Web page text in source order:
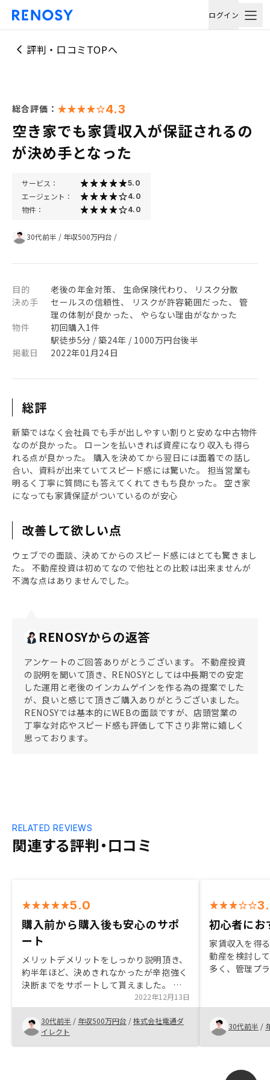
ログイン
評判・口コミTOPへ
総合評価： 4.3
空き家でも家賃収入が保証されるの
が決め手となった
サービス： 5.0
エージェント： 4.0
物件： 4.0
30代前半 / 年収500万円台 /
目的
老後の年金対策、 生命保険代わり、 リスク分散
決め手
セールスの信頼性、 リスクが許容範囲だった、 管
理の体制が良かった、 やらない理由がなかった
物件
初回購入1件
駅徒歩5分 / 築24年 / 1000万円台後半
掲載日
2022年01月24日
総評
新築ではなく会社員でも手が出しやすい割りと安めな中古物件
なのが良かった。 ローンを払いきれば資産になり収入も得ら
れる点が良かった。 購入を決めてから翌日には面着での話し
合い、資料が出来ていてスピード感には驚いた。 担当営業も
明るく丁寧に質問にも答えてくれてきもち良かった。 空き家
になっても家賃保証がついているのが安心
改善して欲しい点
ウェブでの面談、決めてからのスピード感にはとても驚きまし
た。 不動産投資は初めてなので他社との比較は出来ませんが
不満な点はありませんでした。
RENOSYからの返答
アンケートのご回答ありがとうございます。 不動産投資
の説明を聞いて頂き、RENOSYとしては中長期での安定
した運用と老後のインカムゲインを作る為の提案でした
が、良いと感じて頂きご購入ありがとうございました。
RENOSYでは基本的にWEBの面談ですが、店頭営業の
丁寧な対応やスピード感も評価して下さり非常に嬉しく
思っております。
関連する評判・口コミ
RELATED REVIEWS
5.0
購入前から購入後も安心のサポ
ート
メリットデメリットをしっかり説明頂き、
約半年ほど、決めきれなかったが辛抱強く
決断までをサポートして貰えました。 購
入後はアプリで常に状況を確認出来るし、
不明点はいつでも聞ける担当者やオーナー
同士の交流会もあり、安心出来ると思いま
す。
2022年12月13日
30代前半 / 年収500万円台 /株式会社電通ダ
イレクト
初心者にお
家賃収入を得
動産を検討し
多く、管理プ
方は不動産に
が多いので手
れないが、初
だと思った。
30代前半 /